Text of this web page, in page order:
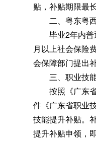
贴 ， 补贴期限最
二、粤东粤西
毕业2年内普
月以上社会保险
会保障部门提出
三、职业技
按照《广东省
件《广东省职业
技能提升补贴。
提升补贴申领，